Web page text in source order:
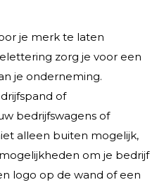
je merk te laten
zorg je voor een
je onderneming.
of
bedrijfswagens of
alleen buiten mogelijk,
om je bedrijf
logo op de wand of een